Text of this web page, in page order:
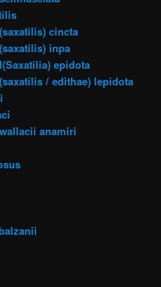
cincta
inpa
epidota
/ edithae) lepidota
anamiri